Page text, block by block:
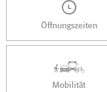
Öffnungszeiten
Mobilität